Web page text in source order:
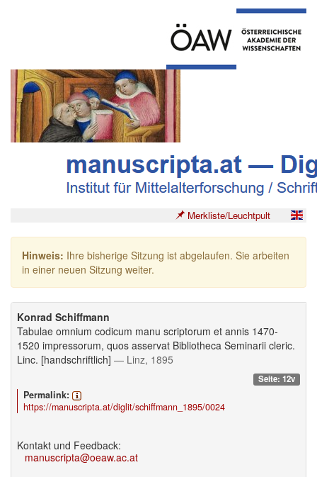
Merkliste/Leuchtpult
Hinweis: Ihre bisherige Sitzung ist abgelaufen. Sie arbeiten
in einer neuen Sitzung weiter.
Konrad Schiffmann
Tabulae omnium codicum manu scriptorum et annis 1470-
1520 impressorum, quos asservat Bibliotheca Seminarii cleric.
Linc. [handschriftlich] — Linz, 1895
Seite: 12v
Permalink:
https://manuscripta.at/diglit/schiffmann_1895/0024
Kontakt und Feedback:
manuscripta@oeaw.ac.at